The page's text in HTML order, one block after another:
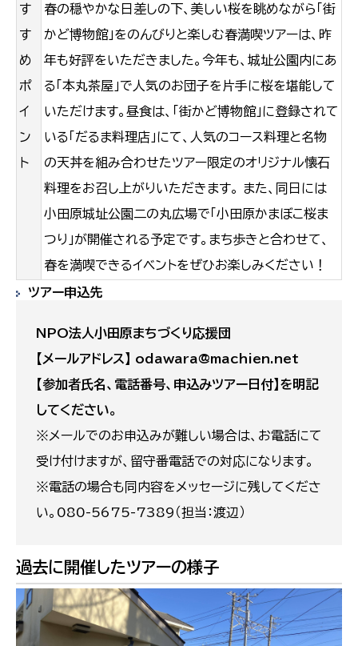
す
す
め
ポ
イ
ン
ト
春の穏やかな日差しの下、美しい桜を眺めながら「街
かど博物館」をのんびりと楽しむ春満喫ツアーは、昨
年も好評をいただきました。今年も、城址公園内にあ
る「本丸茶屋」で人気のお団子を片手に桜を堪能して
いただけます。昼食は、「街かど博物館」に登録されて
いる「だるま料理店」にて、人気のコース料理と名物
の天丼を組み合わせたツアー限定のオリジナル懐石
料理をお召し上がりいただきます。 また、同日には
小田原城址公園二の丸広場で「小田原かまぼこ桜ま
つり」が開催される予定です。まち歩きと合わせて、
春を満喫できるイベントをぜひお楽しみください！
ツアー申込先
NPO法人小田原まちづくり応援団
【メールアドレス】 odawara@machien.net
【参加者氏名、電話番号、申込みツアー日付】を明記
してください。
※メールでのお申込みが難しい場合は、お電話にて
受け付けますが、留守番電話での対応になります。
※電話の場合も同内容をメッセージに残してくださ
い。080-5675-7389（担当：渡辺）
過去に開催したツアーの様子